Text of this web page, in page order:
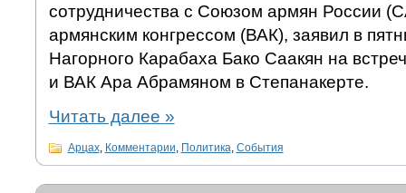
сотрудничества с Союзом армян России
армянским конгрессом (ВАК), заявил в
Нагорного Карабаха Бако Саакян на
и ВАК Арa Абрамяном в Степанакерте.
Читать далее »
Арцах, Комментарии, Политика, События